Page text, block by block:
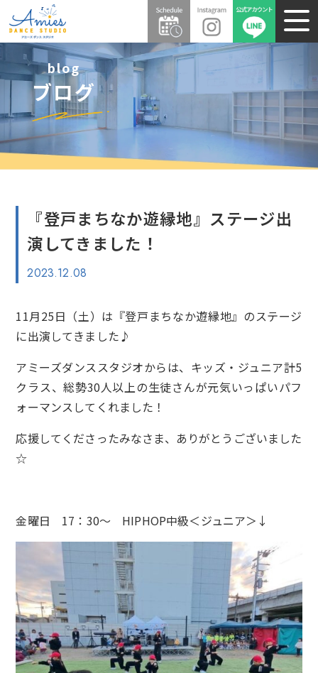
blog
ブログ
『登戸まちなか遊縁地』ステージ出
演してきました！
2023.12.08
11月25日（土）は『登戸まちなか遊縁地』のステージ
に出演してきました♪
アミーズダンススタジオからは、キッズ・ジュニア計5
クラス、総勢30人以上の生徒さんが元気いっぱいパフ
ォーマンスしてくれました！
応援してくださったみなさま、ありがとうございました
☆
金曜日 17：30〜 HIPHOP中級＜ジュニア＞↓